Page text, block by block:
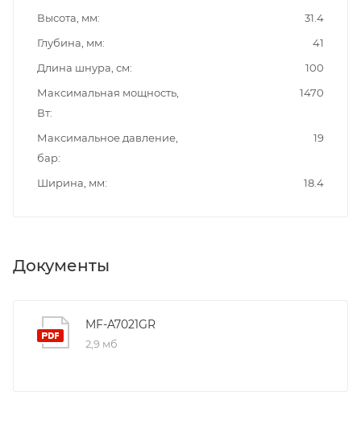
Высота, мм
31.4
Глубина, мм
41
Длина шнура, см
100
Максимальная мощность,
Вт
1470
Максимальное давление,
бар
19
Ширина, мм 18.4
Документы
MF-A7021GR
2,9 мб